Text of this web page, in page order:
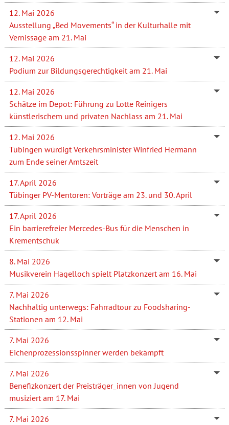
12. Mai 2026
Ausstellung „Bed Movements“ in der Kulturhalle mit
Vernissage am 21. Mai
12. Mai 2026
Podium zur Bildungsgerechtigkeit am 21. Mai
12. Mai 2026
Schätze im Depot: Führung zu Lotte Reinigers
künstlerischem und privaten Nachlass am 21. Mai
12. Mai 2026
Tübingen würdigt Verkehrsminister Winfried Hermann
zum Ende seiner Amtszeit
17. April 2026
Tübinger PV-Mentoren: Vorträge am 23. und 30. April
17. April 2026
Ein barrierefreier Mercedes-Bus für die Menschen in
Krementschuk
8. Mai 2026
Musikverein Hagelloch spielt Platzkonzert am 16. Mai
7. Mai 2026
Nachhaltig unterwegs: Fahrradtour zu Foodsharing-
Stationen am 12. Mai
7. Mai 2026
Eichenprozessionsspinner werden bekämpft
7. Mai 2026
Benefizkonzert der Preisträger_innen von Jugend
musiziert am 17. Mai
7. Mai 2026